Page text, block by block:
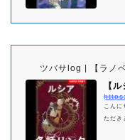
ツバサlog | 【ラノ
【
こんに
ただき